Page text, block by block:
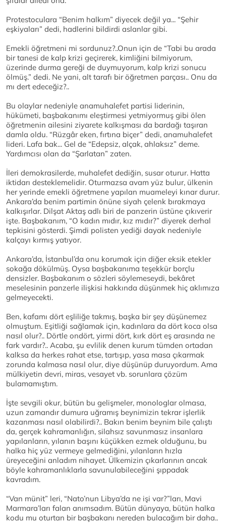
Protestoculara “Benim halkım” diyecek değil ya... “Şehir
eşkiyaları” dedi, hadlerini bildirdi aslanlar gibi.
Emekli öğretmeni mi sordunuz?..Onun için de “Tabi bu arada
bir tanesi de kalp krizi geçirerek, kimliğini bilmiyorum,
üzerinde durma gereği de duymuyorum, kalp krizi sonucu
ölmüş.” dedi. Ne yani, alt tarafı bir öğretmen parçası.. Onu da
mı dert edeceğiz?..
Bu olaylar nedeniyle anamuhalefet partisi liderinin,
hükümeti, başbakanımı eleştirmesi yetmiyormuş gibi ölen
öğretmenin ailesini ziyarete kalkışması da bardağı taşıran
damla oldu. “Rüzgâr eken, fırtına biçer” dedi, anamuhalefet
lideri. Lafa bak... Gel de “Edepsiz, alçak, ahlaksız” deme.
Yardımcısı olan da “Şarlatan” zaten.
İleri demokrasilerde, muhalefet dediğin, susar oturur. Hatta
iktidarı desteklemelidir. Oturmazsa avam yüz bulur, ülkenin
her yerinde emekli öğretmene yapılan muameleyi kınar durur.
Ankara’da benim partimin önüne siyah çelenk bırakmaya
kalkışırlar. Dilşat Aktaş adlı biri de panzerin üstüne çıkıverir
işte. Başbakanım, “O kadın mıdır, kız mıdır?” diyerek derhal
tepkisini gösterdi. Şimdi polisten yediği dayak nedeniyle
kalçayı kırmış yatıyor.
Ankara’da, İstanbul’da onu korumak için diğer eksik etekler
sokağa dökülmüş. Oysa başbakanıma teşekkür borçlu
densizler. Başbakanım o sözleri söylemeseydi, bekâret
meselesinin panzerle ilişkisi hakkında düşünmek hiç aklımıza
gelmeyecekti.
Ben, kafamı dört eşliliğe takmış, başka bir şey düşünemez
olmuştum. Eşitliği sağlamak için, kadınlara da dört koca olsa
nasıl olur?.. Dörtle ondört, yirmi dört, kırk dört eş arasında ne
fark vardır?.. Acaba, şu evlilik denen kurum tümden ortadan
kalksa da herkes rahat etse, tartışıp, yasa masa çıkarmak
zorunda kalmasa nasıl olur, diye düşünüp duruyordum. Ama
mülkiyetin devri, miras, vesayet vb. sorunlara çözüm
bulamamıştım.
İşte sevgili okur, bütün bu gelişmeler, monologlar olmasa,
uzun zamandır dumura uğramış beynimizin tekrar işlerlik
kazanması nasıl olabilirdi?.. Bakın benim beynim bile çalıştı
da, gerçek kahramanlığın, silahsız savunmasız insanlara
yapılanların, yılanın başını küçükken ezmek olduğunu, bu
halka hiç yüz vermeye gelmediğini, yılanların hızla
üreyeceğini anladım nihayet. Ülkemizin çıkarlarının ancak
böyle kahramanlıklarla savunulabileceğini şıppadak
kavradım.
“Van münit” leri, “Nato’nun Libya’da ne işi var?”ları, Mavi
Marmara’ları falan anımsadım. Bütün dünyaya, bütün halka
kodu mu oturtan bir başbakanı nereden bulacağım bir daha..